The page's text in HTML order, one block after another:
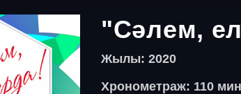
"Сәлем,
Жылы: 2020
Хронометраж: 110